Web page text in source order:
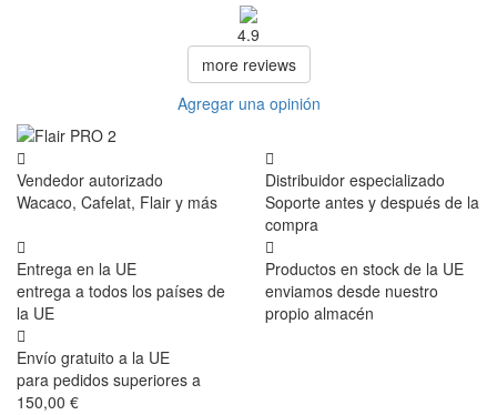
4.9
more reviews
Agregar una opinión
Vendedor autorizado
Wacaco, Cafelat, Flair y más
Distribuidor especializado
Soporte antes y después de la
compra
Entrega en la UE
entrega a todos los países de
la UE
Productos en stock de la UE
enviamos desde nuestro
propio almacén
Envío gratuito a la UE
para pedidos superiores a
150,00 €